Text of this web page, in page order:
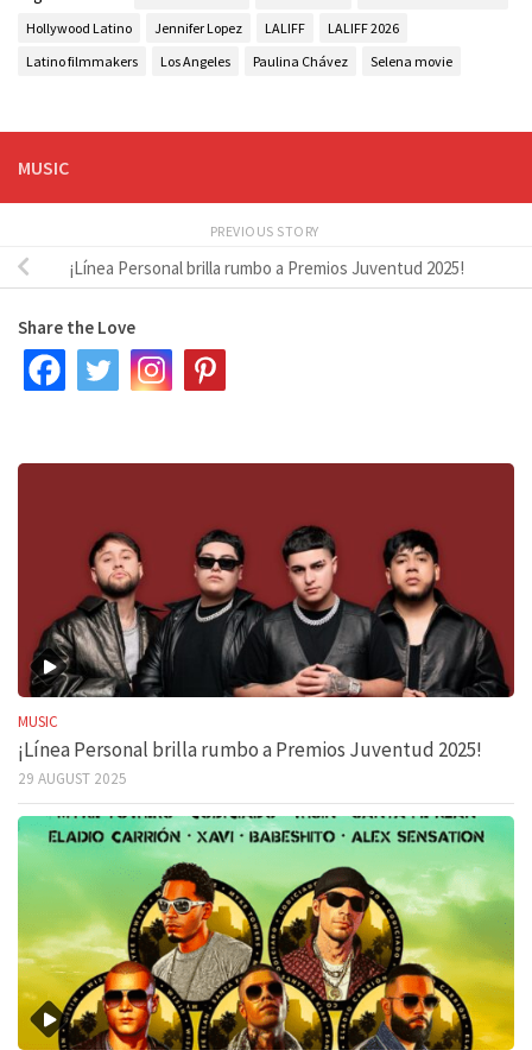
Hollywood Latino
Jennifer Lopez LALIFF
LALIFF 2026
Latino filmmakers
Los Angeles Paulina Chávez Selena movie
MUSIC
PREVIOUS STORY
¡Línea Personal brilla rumbo a Premios Juventud 2025!
Share the Love
MUSIC
¡Línea Personal brilla rumbo a Premios Juventud 2025!
29 AUGUST 2025